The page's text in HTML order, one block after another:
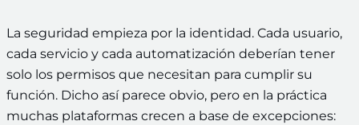
La seguridad empieza por la identidad. Cada usuario,
cada servicio y cada automatización deberían tener
solo los permisos que necesitan para cumplir su
función. Dicho así parece obvio, pero en la práctica
muchas plataformas crecen a base de excepciones: